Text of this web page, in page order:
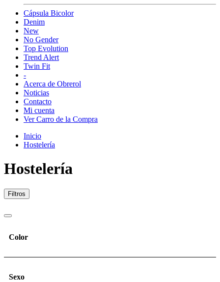
Cápsula Bicolor
Denim
New
No Gender
Top Evolution
Trend Alert
Twin Fit
-
Acerca de Obrerol
Noticias
Contacto
Mi cuenta
Ver Carro de la Compra
Inicio
Hostelería
Hostelería
Filtros
Color
Sexo